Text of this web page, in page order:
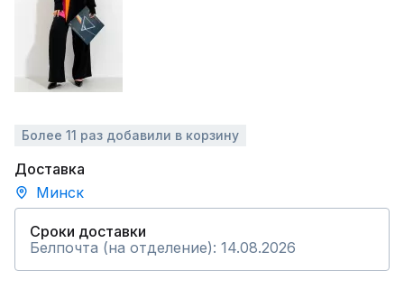
Более 11 раз добавили в корзину
Доставка
Минск
Сроки доставки
Белпочта (на отделение): 14.08.2026